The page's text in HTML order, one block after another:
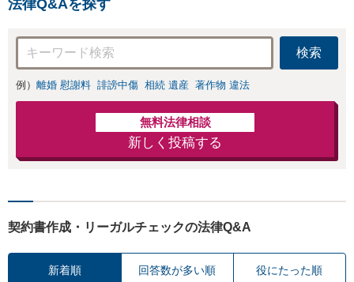
法律Q&Aを探す
検索
例） 離婚 慰謝料 誹謗中傷 相続 遺産 著作物 違法
無料法律相談
新しく投稿する
契約書作成・リーガルチェックの法律Q&A
新着順 回答数が多い順 役にたった順